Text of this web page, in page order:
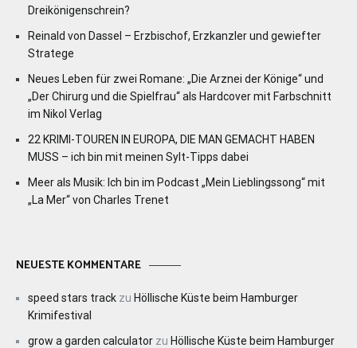
Dreikönigenschrein?
Reinald von Dassel – Erzbischof, Erzkanzler und gewiefter
Stratege
Neues Leben für zwei Romane: „Die Arznei der Könige“ und
„Der Chirurg und die Spielfrau“ als Hardcover mit Farbschnitt
im Nikol Verlag
22 KRIMI-TOUREN IN EUROPA, DIE MAN GEMACHT HABEN
MUSS – ich bin mit meinen Sylt-Tipps dabei
Meer als Musik: Ich bin im Podcast „Mein Lieblingssong“ mit
„La Mer“ von Charles Trenet
NEUESTE KOMMENTARE
speed stars track zu Höllische Küste beim Hamburger
Krimifestival
grow a garden calculator zu Höllische Küste beim Hamburger